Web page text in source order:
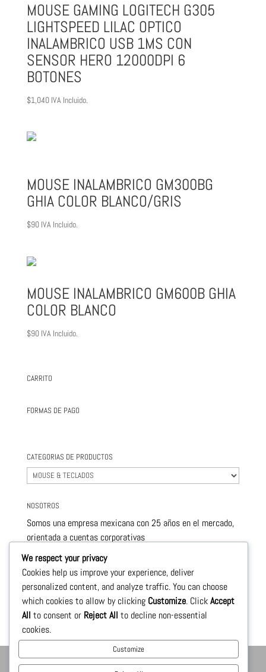
MOUSE GAMING LOGITECH G305
LIGHTSPEED LILAC OPTICO
INALAMBRICO USB 1MS CON
SENSOR HERO 12000DPI 6
BOTONES
$1,040 IVA Incluido.
MOUSE INALAMBRICO GM300BG
GHIA COLOR BLANCO/GRIS
$90 IVA Incluido.
MOUSE INALAMBRICO GM600B GHIA
COLOR BLANCO
$90 IVA Incluido.
CARRITO
FORMAS DE PAGO
CATEGORIAS DE PRODUCTOS
NOSOTROS
Somos una empresa mexicana con 25 años en el mercado,
orientada a cuentas corporativas
este nivel de servicio nos permite ofrecerle , productos de
calidad y con precios sumamente competitivos.
Le llevamos a la puerta de su negocio todos los
productos necesarios para su crecimiento
We respect your privacy
Cookies help us improve your experience, deliver
personalized content, and analyze traffic. You can choose
which cookies to allow by clicking Customize. ClickAccept
All to consent or Reject All to decline non-essential
cookies.
Customize